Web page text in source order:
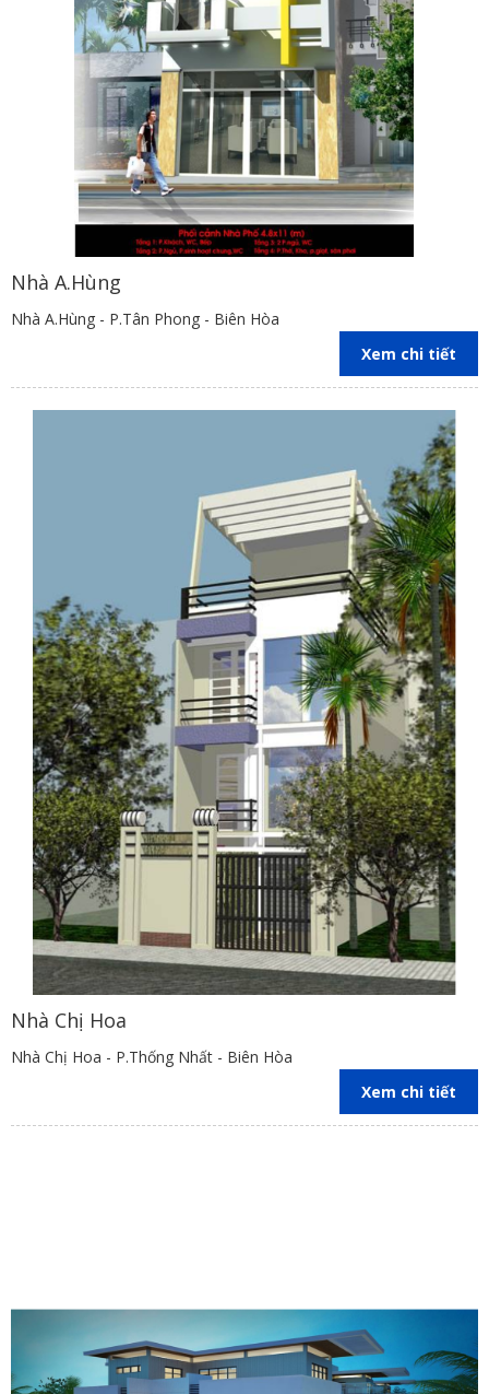
Nhà A.Hùng
Nhà A.Hùng - P.Tân Phong - Biên Hòa
Xem chi tiết
Nhà Chị Hoa
Nhà Chị Hoa - P.Thống Nhất - Biên Hòa
Xem chi tiết